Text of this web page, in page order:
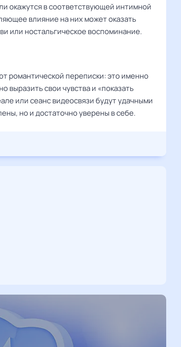
окажутся в соответствующей интимной
влияние на них может оказать
или ностальгическое воспоминание.
романтической переписки: это именно
выразить свои чувства и «показать
или сеанс видеосвязи будут удачными
но и достаточно уверены в себе.